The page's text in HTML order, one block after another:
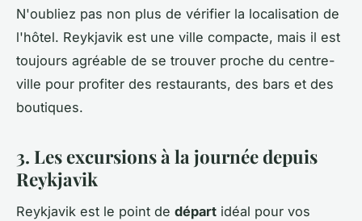
N'oubliez pas non plus de vérifier la localisation de
l'hôtel. Reykjavik est une ville compacte, mais il est
toujours agréable de se trouver proche du centre-
ville pour profiter des restaurants, des bars et des
boutiques.
3. Les excursions à la journée depuis
Reykjavik
Reykjavik est le point de départ idéal pour vos